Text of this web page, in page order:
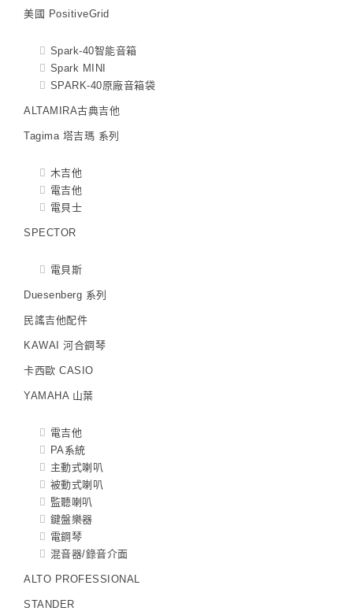
美國 PositiveGrid
Spark-40智能音箱
Spark MINI
SPARK-40原廠音箱袋
ALTAMIRA古典吉他
Tagima 塔吉瑪 系列
木吉他
電吉他
電貝士
SPECTOR
電貝斯
Duesenberg 系列
民謠吉他配件
KAWAI 河合鋼琴
卡西歐 CASIO
YAMAHA 山葉
電吉他
PA系統
主動式喇叭
被動式喇叭
監聽喇叭
鍵盤樂器
電鋼琴
混音器/錄音介面
ALTO PROFESSIONAL
STANDER